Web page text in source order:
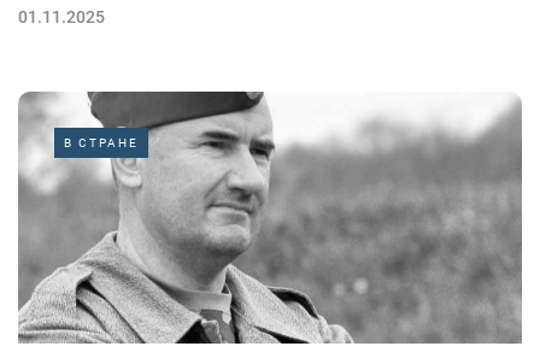
01.11.2025
В СТРАНЕ